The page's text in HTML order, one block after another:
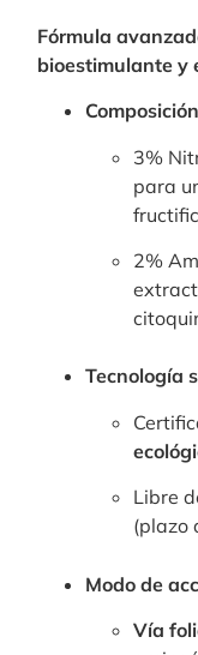
Fórmula
bioestimulante y
3%
para
2%
Tecnología
Libre
(plazo
Modo de
Vía